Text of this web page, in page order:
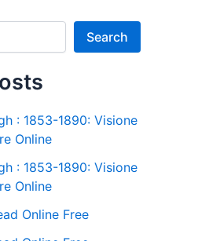
Search
: 1853-1890: Visione
Online
: 1853-1890: Visione
Online
Online Free